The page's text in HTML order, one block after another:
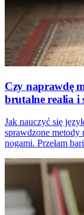
Czy naprawdę
brutalne realia i
Jak nauczyć się
sprawdzone
nogami. Przełam